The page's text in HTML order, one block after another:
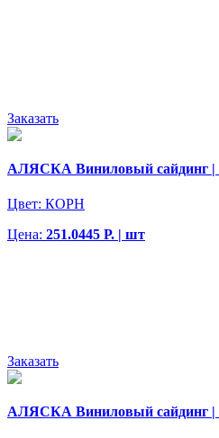
Заказать
АЛЯСКА Виниловый сайдинг |
Цвет: КОРН
Цена: 251.0445 Р. | шт
Заказать
АЛЯСКА Виниловый сайдинг |